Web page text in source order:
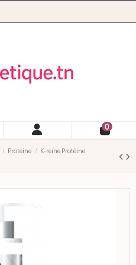
0
Proteine
K-reine Protéine